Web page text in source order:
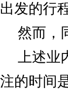
出发的行程
然而，
上述
注的时间